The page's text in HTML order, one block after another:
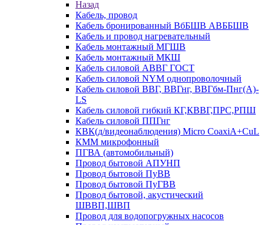
Назад
Кабель, провод
Кабель бронированный ВбБШВ АВББШВ
Кабель и провод нагревательный
Кабель монтажный МГШВ
Кабель монтажный МКШ
Кабель силовой АВВГ ГОСТ
Кабель силовой NYM однопроволочный
Кабель силовой ВВГ, ВВГнг, ВВГбм-Пнг(А)-
LS
Кабель силовой гибкий КГ,КВВГ,ПРС,РПШ
Кабель силовой ППГнг
КВК(д/видеонаблюдения) Micro CoaxiA+CuL
КММ микрофонный
ПГВА (автомобильный)
Провод бытовой АПУНП
Провод бытовой ПуВВ
Провод бытовой ПуГВВ
Провод бытовой, акустический
ШВВП,ШВП
Провод для водопогружных насосов